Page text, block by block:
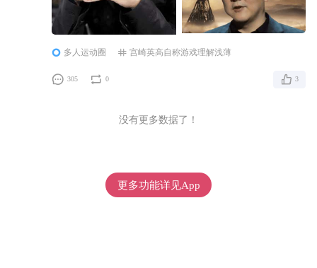
多人运动圈 宫崎英高自称游戏理解浅薄
305 0 3
没有更多数据了！
更多功能详见App